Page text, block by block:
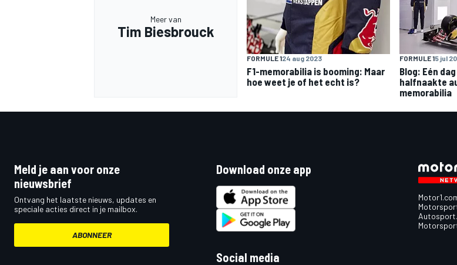
Meer van
Tim Biesbrouck
FORMULE 124 aug 2023
F1-memorabilia is booming: Maar
hoe weet je of het echt is?
FORMULE 15 jul
Blog: Eén
halfnaakte
memorabilia
Meld je aan voor onze
nieuwsbrief
Ontvang het laatste nieuws, updates en
speciale acties direct in je mailbox.
ABONNEER
Download onze app
Social media